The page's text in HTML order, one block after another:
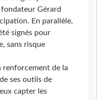
Gérard
En parallèle,
signés pour
sans risque
renforcement de la
ses outils de
capter les